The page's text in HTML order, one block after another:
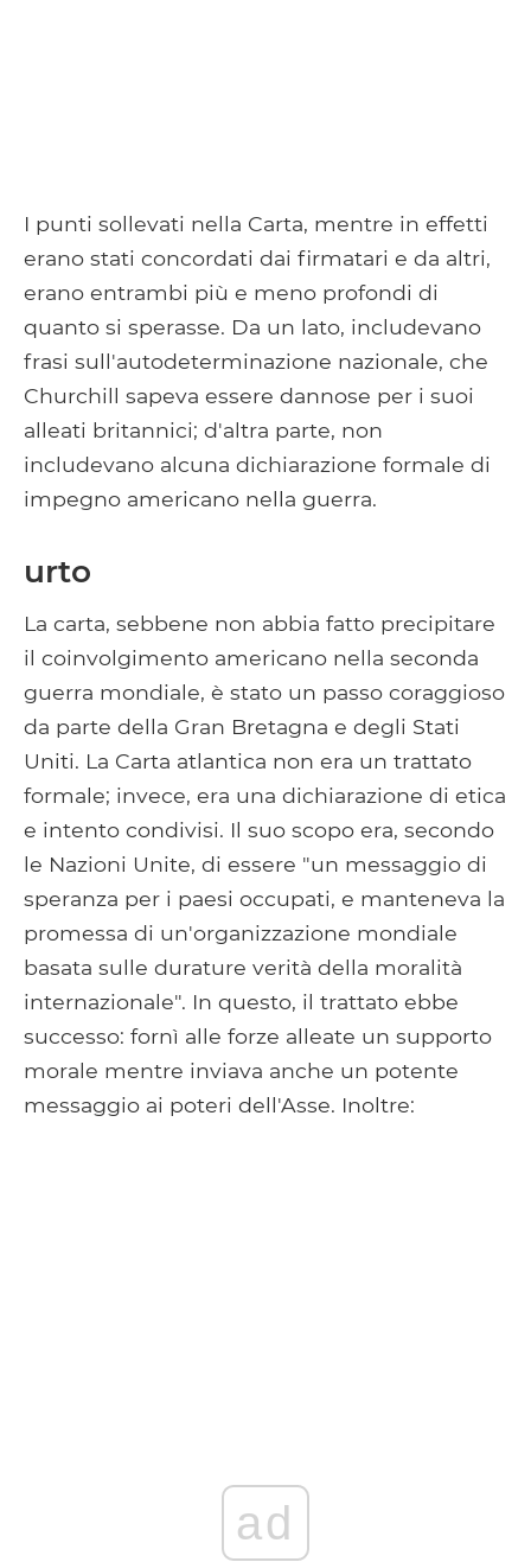
I punti sollevati nella Carta, mentre in effetti
erano stati concordati dai firmatari e da altri,
erano entrambi più e meno profondi di
quanto si sperasse. Da un lato, includevano
frasi sull'autodeterminazione nazionale, che
Churchill sapeva essere dannose per i suoi
alleati britannici; d'altra parte, non
includevano alcuna dichiarazione formale di
impegno americano nella guerra.
urto
La carta, sebbene non abbia fatto precipitare
il coinvolgimento americano nella seconda
guerra mondiale, è stato un passo coraggioso
da parte della Gran Bretagna e degli Stati
Uniti. La Carta atlantica non era un trattato
formale; invece, era una dichiarazione di etica
e intento condivisi. Il suo scopo era, secondo
le Nazioni Unite, di essere "un messaggio di
speranza per i paesi occupati, e manteneva la
promessa di un'organizzazione mondiale
basata sulle durature verità della moralità
internazionale". In questo, il trattato ebbe
successo: fornì alle forze alleate un supporto
morale mentre inviava anche un potente
messaggio ai poteri dell'Asse. Inoltre:
ad